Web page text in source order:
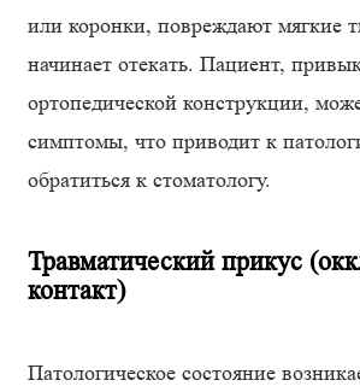
или коронки, повреждают мягкие
начинает отекать. Пациент,
ортопедической конструкции,
симптомы, что приводит к
обратиться к стоматологу.
Травматический прикус
контакт)
Патологическое состояние